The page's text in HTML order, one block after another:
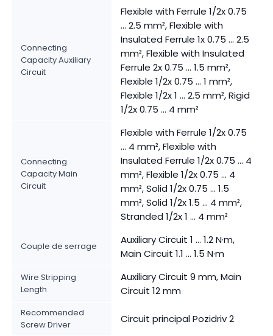
Connecting
Capacity Auxiliary
Circuit
Flexible with Ferrule 1/2x 0.75
... 2.5 mm², Flexible with
Insulated Ferrule 1x 0.75 ... 2.5
mm², Flexible with Insulated
Ferrule 2x 0.75 ... 1.5 mm²,
Flexible 1/2x 0.75 ... 1 mm²,
Flexible 1/2x 1 ... 2.5 mm², Rigid
1/2x 0.75 ... 4 mm²
Connecting
Capacity Main
Circuit
Flexible with Ferrule 1/2x 0.75
... 4 mm², Flexible with
Insulated Ferrule 1/2x 0.75 ... 4
mm², Flexible 1/2x 0.75 ... 4
mm², Solid 1/2x 0.75 ... 1.5
mm², Solid 1/2x 1.5 ... 4 mm²,
Stranded 1/2x 1 ... 4 mm²
Couple de serrage
Auxiliary Circuit 1 ... 1.2 N·m,
Main Circuit 1.1 ... 1.5 N·m
Wire Stripping
Length
Auxiliary Circuit 9 mm, Main
Circuit 12 mm
Recommended
Screw Driver
Circuit principal Pozidriv 2